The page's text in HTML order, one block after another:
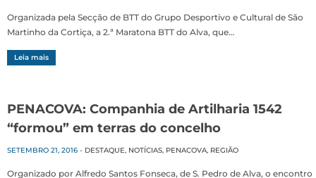
Organizada pela Secção de BTT do Grupo Desportivo e Cultural de São
Martinho da Cortiça, a 2.ª Maratona BTT do Alva, que…
Leia mais
PENACOVA: Companhia de Artilharia 1542
“formou” em terras do concelho
SETEMBRO 21, 2016 - DESTAQUE, NOTÍCIAS, PENACOVA, REGIÃO
Organizado por Alfredo Santos Fonseca, de S. Pedro de Alva, o encontro